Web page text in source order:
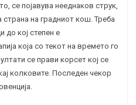
се појавува нееднаков струк,
страна на градниот кош. Треба
до кој степен е
која со текот на времето го
се прави корсет кој се
колковите. Последен чекор